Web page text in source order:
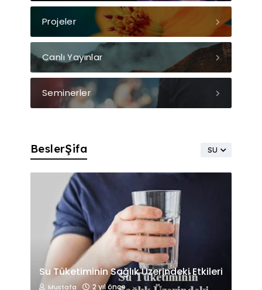
Projeler
Canlı Yayınlar
Seminerler
SU
BeslerŞifa
Su Tüketiminin Sağlık Üzerindeki Etkileri
Mustafa 2 yıl önce